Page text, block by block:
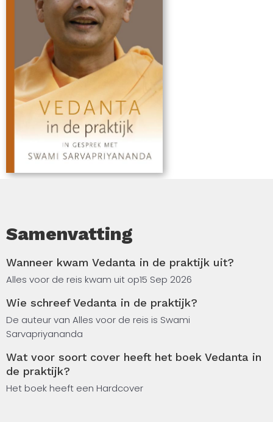
Samenvatting
Wanneer kwam Vedanta in de praktijk uit?
Alles voor de reis kwam uit op15 Sep 2026
Wie schreef Vedanta in de praktijk?
De auteur van Alles voor de reis is Swami
Sarvapriyananda
Wat voor soort cover heeft het boek Vedanta in
de praktijk?
Het boek heeft een Hardcover